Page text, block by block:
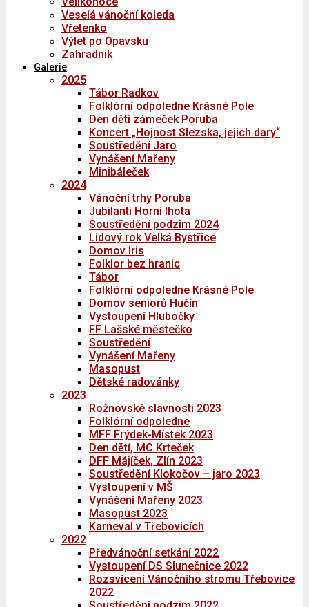
Veselá vánoční koleda
Vřetenko
Výlet po Opavsku
Zahradnik
Galerie
2025
Tábor Radkov
Folklórní odpoledne Krásné Pole
Den dětí zámeček Poruba
Koncert „Hojnost Slezska, jejich dary“
Soustředění Jaro
Vynášení Mařeny
Minibáleček
2024
Vánoční trhy Poruba
Jubilanti Horní lhota
Soustředění podzim 2024
Lidový rok Velká Bystřice
Domov Iris
Folklor bez hranic
Tábor
Folklórní odpoledne Krásné Pole
Domov seniorů Hučín
Vystoupení Hlubočky
FF Lašské městečko
Soustředění
Vynášení Mařeny
Masopust
Dětské radovánky
2023
Rožnovské slavnosti 2023
Folklórní odpoledne
MFF Frýdek-Místek 2023
Den dětí, MC Krteček
DFF Májíček, Zlín 2023
Soustředění Klokočov – jaro 2023
Vystoupení v MŠ
Vynášení Mařeny 2023
Masopust 2023
Karneval v Třebovicích
2022
Předvánoční setkání 2022
Vystoupení DS Slunečnice 2022
Rozsvícení Vánočního stromu Třebovice
2022